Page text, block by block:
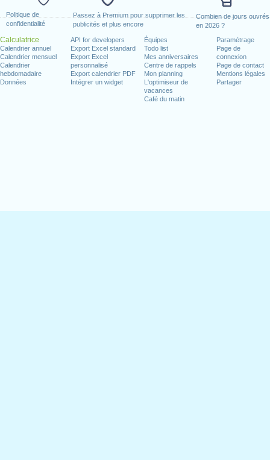
Politique de
confidentialité
Passez à Premium pour supprimer les
publicités et plus encore
Combien de jours ouvrés
en 2026 ?
Calculatrice
Calendrier annuel
Calendrier mensuel
Calendrier
hebdomadaire
Données
API for developers
Export Excel standard
Export Excel
personnalisé
Export calendrier PDF
Intégrer un widget
Équipes
Todo list
Mes anniversaires
Centre de rappels
Mon planning
L'optimiseur de
vacances
Café du matin
Paramétrage
Page de
connexion
Page de contact
Mentions légales
Partager